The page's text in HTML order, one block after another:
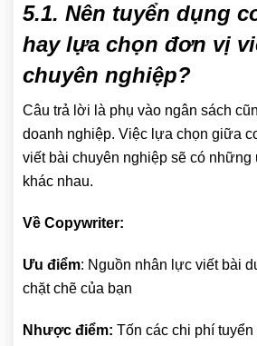
5.1. Nên tuyển dụng
hay lựa chọn đơn vị
chuyên nghiệp?
Câu trả lời là phụ vào ngân sách
doanh nghiệp. Việc lựa chọn giữa
viết bài chuyên nghiệp sẽ có
khác nhau.
Về Copywriter:
Ưu điểm: Nguồn nhân lực viết bài
chặt chẽ của bạn
Nhược điểm: Tốn các chi phí